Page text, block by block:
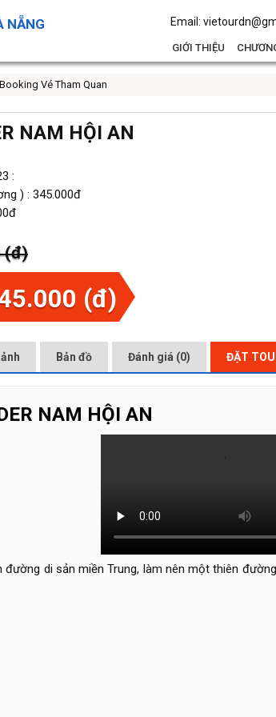
NẴNG Email:
GIỚI THIỆU
Booking Vé Tham Quan
NAM HỘI AN
:
) : 345.000đ
(đ)
(đ)
Bản đồ Đánh giá (0) ĐẶT
NAM HỘI AN
di sản miền Trung, làm nên một thiên